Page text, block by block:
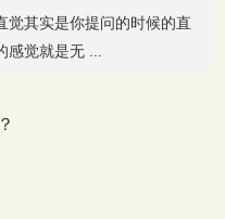
觉其实是你提问的时候的直
觉就是无 ...